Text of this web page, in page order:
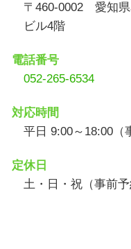
〒460-0002 愛知県
ビル4階
電話番号
052-265-6534
対応時間
平日 9:00～18:00（
定休日
土・日・祝（事前予